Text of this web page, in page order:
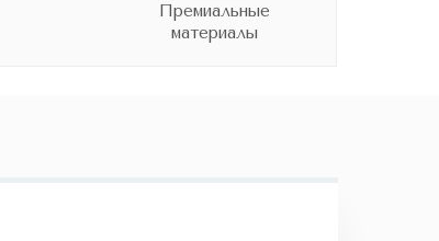
Премиальные
материалы